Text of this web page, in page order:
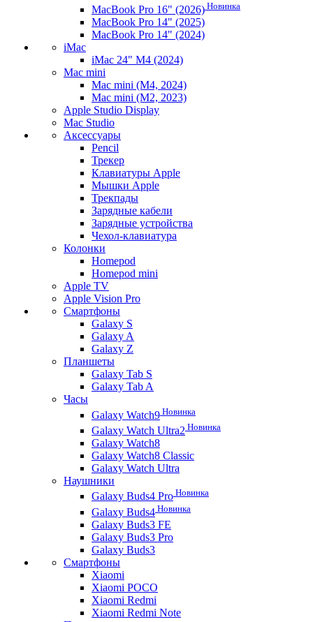
MacBook Pro 16" (2026) Новинка
MacBook Pro 14" (2025)
MacBook Pro 14" (2024)
iMac
iMac 24" M4 (2024)
Mac mini
Mac mini (M4, 2024)
Mac mini (M2, 2023)
Apple Studio Display
Mac Studio
Аксессуары
Pencil
Трекер
Клавиатуры Apple
Мышки Apple
Трекпады
Зарядные кабели
Зарядные устройства
Чехол-клавиатура
Колонки
Homepod
Homepod mini
Apple TV
Apple Vision Pro
Смартфоны
Galaxy S
Galaxy A
Galaxy Z
Планшеты
Galaxy Tab S
Galaxy Tab A
Часы
Galaxy Watch9 Новинка
Galaxy Watch Ultra2 Новинка
Galaxy Watch8
Galaxy Watch8 Classic
Galaxy Watch Ultra
Наушники
Galaxy Buds4 Pro Новинка
Galaxy Buds4 Новинка
Galaxy Buds3 FE
Galaxy Buds3 Pro
Galaxy Buds3
Смартфоны
Xiaomi
Xiaomi POCO
Xiaomi Redmi
Xiaomi Redmi Note